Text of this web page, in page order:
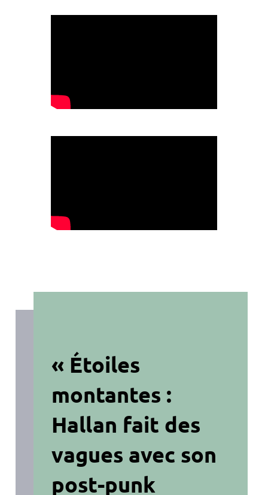
« Étoiles
montantes :
Hallan fait des
vagues avec son
post-punk